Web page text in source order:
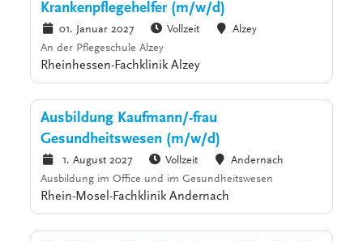
Krankenpflegehelfer (m/w/d)
01. Januar 2027 Vollzeit
Alzey
An der Pflegeschule Alzey
Rheinhessen-Fachklinik Alzey
Ausbildung Kaufmann/-frau
Gesundheitswesen (m/w/d)
1. August 2027 Vollzeit
Andernach
Ausbildung im Office und im Gesundheitswesen
Rhein-Mosel-Fachklinik Andernach